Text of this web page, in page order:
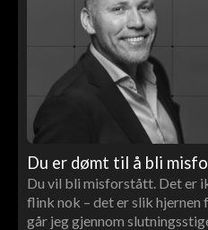
Du er dømt til å bli
Du vil bli misforstått. Det er
flink nok – det er slik hjernen
går jeg gjennom